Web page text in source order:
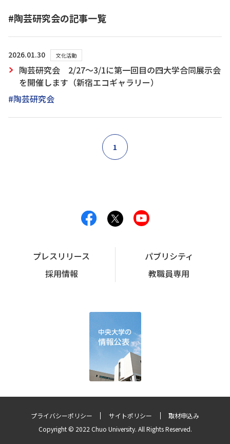
#陶芸研究会の記事一覧
2026.01.30 文化活動
陶芸研究会 2/27～3/1に第一回目の四大学合同展示会
を開催します（新宿エコギャラリー）
#陶芸研究会
1
プレスリリース
パブリシティ
採用情報
教職員専用
プライバシーポリシー サイトポリシー
取材申込み
Copyright © 2022 Chuo University. All Rights Reserved.